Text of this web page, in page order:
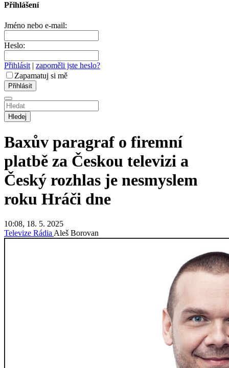
Přihlášení
Jméno nebo e-mail:
Heslo:
Přihlásit | zapoměli jste heslo?
Zapamatuj si mě
Hledej
Baxův paragraf o firemní
platbě za Českou televizi a
Český rozhlas je nesmyslem
roku Hráči dne
10:08, 18. 5. 2025
Televize RádiaAleš Borovan